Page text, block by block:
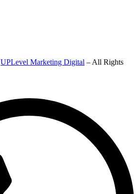
UPLevel Marketing Digital – All Rights